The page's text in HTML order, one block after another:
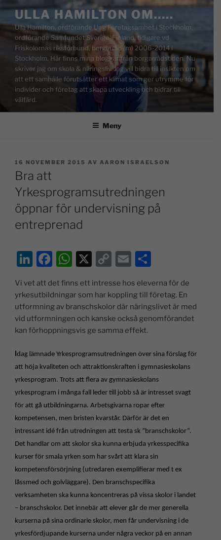
ULLA HAMILTON OM…..
Ulla Hamilton, ordförande Ung Företagsamhet i Stockholm,
ordförande Samfundet Sverige-Finland, tidigare vd
Friskolornas riksförbund, borgarråd (m) 2006-2014 i
Stockholm. Här finns mina bloggar från borgarrådstiden. Nu
skriver jag om skola & näringsliv. Jag vill bidra till insikten om
att ett samhälle förutsätter ett klimat som ger utrymme för
individer och företag att skapa utveckling och bidrar till
välfärd.
Meny
16 NOVEMBER 2015 AV AARON ISRAELSON
Bra att
Yrkesprogramsutredningen
öppnar för undervisning på
entreprenad
Li
k
e
dI
n
F
c
e
b
o
o
k
W
at
s
A
p
p
X
C
p
y
Li
n
k
E
ai
l
a
Vi vet att det finns ett intresse hos eleverna för de
yrkesutbildningar som har koppling till företag. En
utformning av branschskolor där näringslivet är med
vid utformningen och kanske också genomförandet
kan förhoppningsvis ge samma effekt.
dag lämnade Yrkesprogramsutredningen över sina förslag för
att höja kvaliteten och attraktionskraften i gymnasieskolans
yrkesprogram. Trots att flera av gymnasieskolans
yrkesprogram i många fall leder till jobb så är intresset svagt
för att gå utbildningarna. Arbetsgivarna ropar efter
kompetensen, men bristen kvarstår. Därför är det en
intressant idé från utredningen att testa sk ”branschskolor”.
Det handlar om att skolor ska kunna erbjuda yrkesspecifika
kurser för smala yrken som har svårt att klara sin
kompetensförsörjning (utredaren exemplifierar med t ex
låssmed och golvläggare). Den branschspecifika
verksamheten ska kunna koncentreras på vissa skolor i landet
– branschskolor. Det innebär att elever går de mer generella
kurserna på sina ordinarie skolor, men får undervisning i de
yrkesfördjupande kurserna under några veckor på en annan